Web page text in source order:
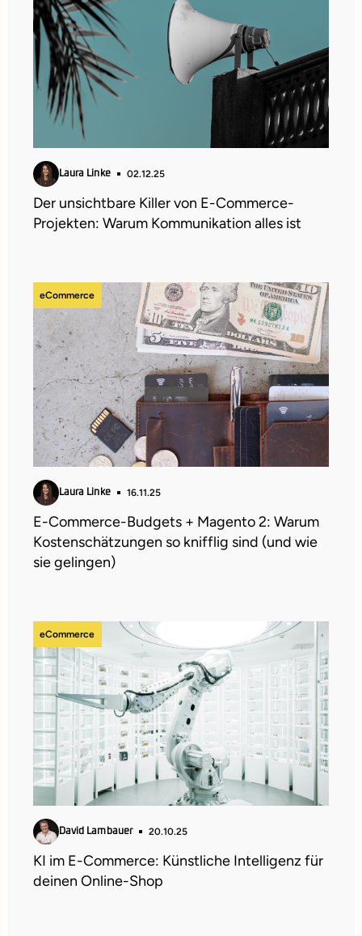
Laura Linke 02.12.25
Der unsichtbare Killer von E-Commerce-
Projekten: Warum Kommunikation alles ist
eCommerce
Laura Linke 16.11.25
E-Commerce-Budgets + Magento 2: Warum
Kostenschätzungen so knifflig sind (und wie
sie gelingen)
eCommerce
David Lambauer 20.10.25
KI im E-Commerce: Künstliche Intelligenz für
deinen Online-Shop